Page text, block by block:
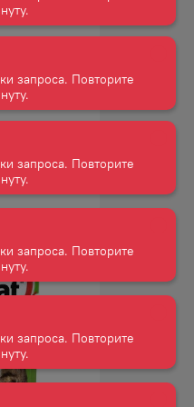
запроса. Повторите
запроса. Повторите
запроса. Повторите
запроса. Повторите
запроса. Повторите